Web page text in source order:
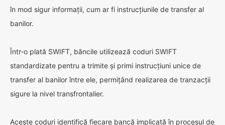
în mod sigur informații, cum ar fi instrucțiunile de transfer al
banilor.
Într-o plată SWIFT, băncile utilizează coduri SWIFT
standardizate pentru a trimite și primi instrucțiuni unice de
transfer al banilor între ele, permițând realizarea de tranzacții
sigure la nivel transfrontalier.
Aceste coduri identifică fiecare bancă implicată în procesul de